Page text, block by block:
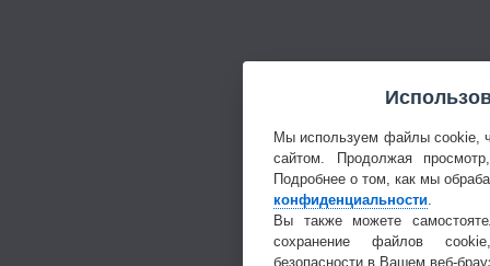
Мы используем файлы cookie,
сайтом. Продолжая
Подробнее о том, как мы
конфиденциальности.
Вы также можете
сохранение файлов
безопасности в Вашем веб-